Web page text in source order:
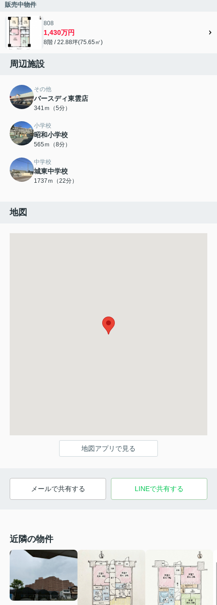
販売中物件
808
1,430万円
8階 / 22.88坪(75.65㎡)
周辺施設
その他
バースディ東雲店
341ｍ（5分）
小学校
昭和小学校
565ｍ（8分）
中学校
城東中学校
1737ｍ（22分）
地図
地図アプリで見る
メールで共有する LINEで共有する
近隣の物件